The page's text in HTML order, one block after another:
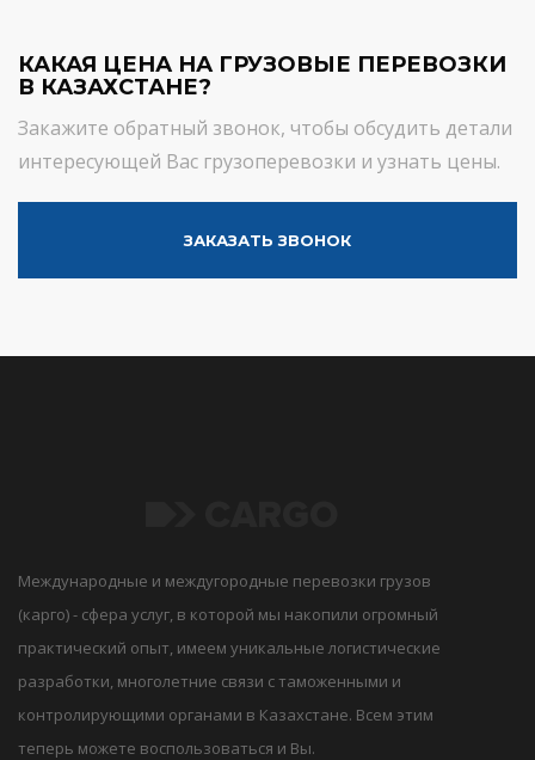
КАКАЯ ЦЕНА НА ГРУЗОВЫЕ ПЕРЕВОЗКИ
В КАЗАХСТАНЕ?
Закажите обратный звонок, чтобы обсудить детали
интересующей Вас грузоперевозки и узнать цены.
ЗАКАЗАТЬ ЗВОНОК
Международные и междугородные перевозки грузов
(карго) - сфера услуг, в которой мы накопили огромный
практический опыт, имеем уникальные логистические
разработки, многолетние связи с таможенными и
контролирующими органами в Казахстане. Всем этим
теперь можете воспользоваться и Вы.